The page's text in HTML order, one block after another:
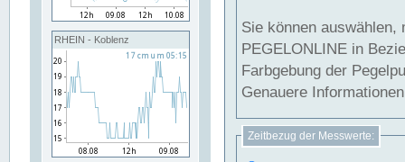
RHEIN - Koblenz
Sie können
PEGELONLINE in Beziehung
Farbgebung der
Genauere
Zeitbezug der Messwerte: